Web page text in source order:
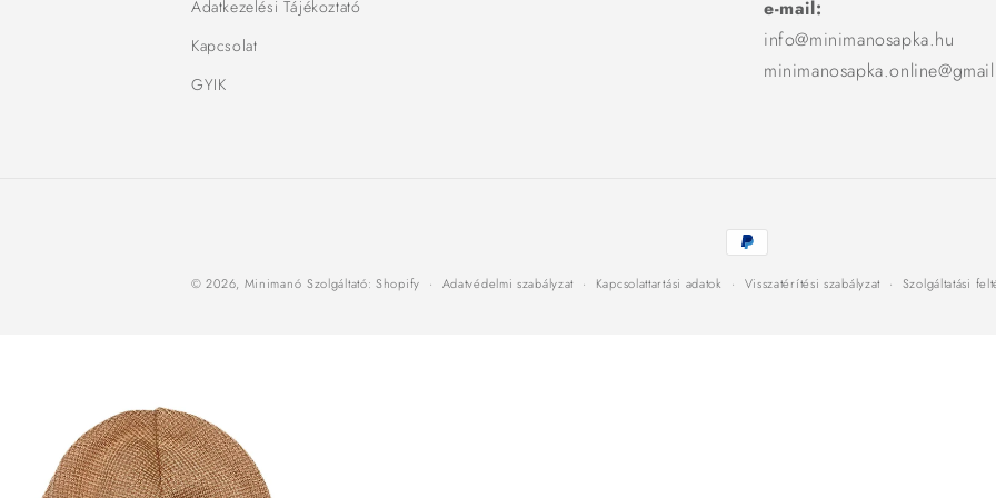
Adatkezelési Tájékoztató
Kapcsolat
GYIK
e-mail:
info@minimanosapka.hu
Fizetési
módok
© 2026, Minimanó Szolgáltató: Shopify Adatvédelmi szabályzat Kapcsolattartási adatok Visszatérítési szabályzat Szolgáltatási